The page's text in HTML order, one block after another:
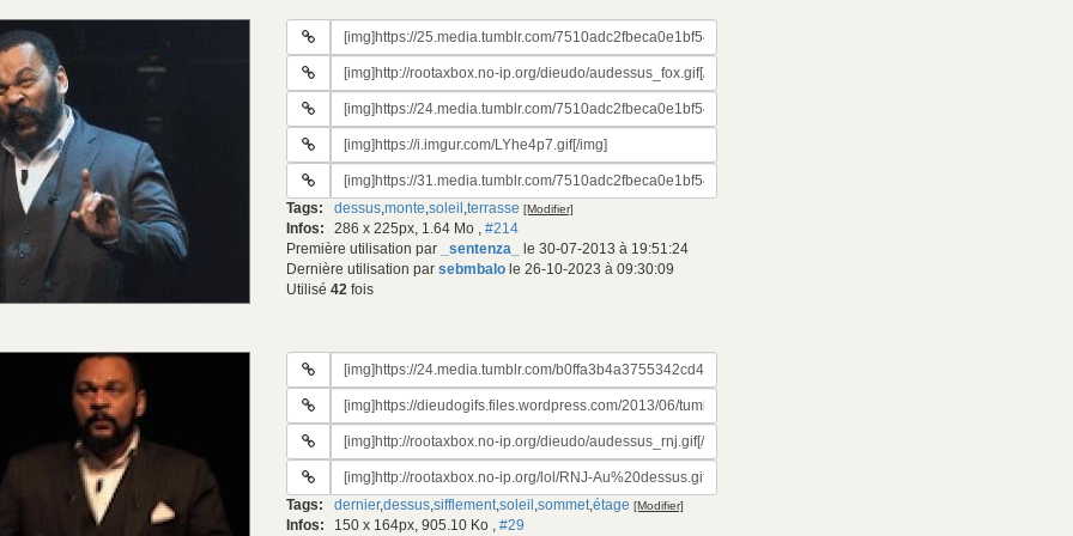
URL
gif:
URL
gif:
URL
gif:
URL
gif:
URL
du
gif:
Tags: dessus,monte,soleil ,terrasse [Modifier]
Infos: 286 x 225px, 1.64 Mo , #214
Première utilisation par
_sentenza_
le 30-07-2013 à 19:51:24
Dernière utilisation par sebmbalo le 26-10-2023 à 09:30:09
Utilisé 42 fois
URL
gif:
URL
gif:
URL
gif:
URL
du
gif:
Tags: dernier,dessus,sifflement,soleil ,sommet,étage [Modifier]
Infos: 150 x 164px, 905.10 Ko , #29